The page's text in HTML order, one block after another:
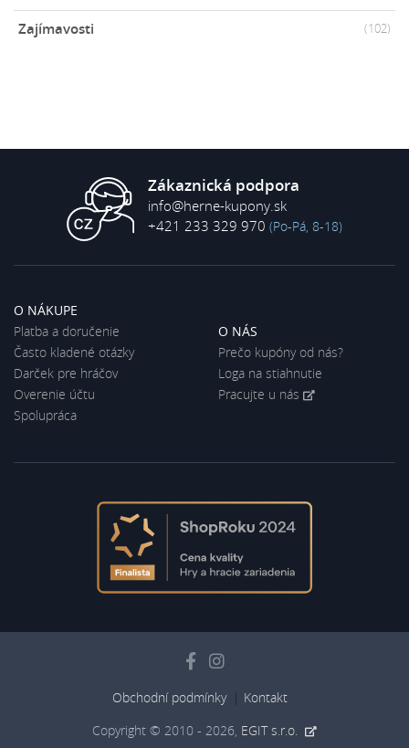
Zajímavosti (102)
Zákaznická podpora
info@herne-kupony.sk
+421 233 329 970 (Po-Pá, 8-18)
O NÁKUPE
Platba a doručenie
Často kladené otázky
Darček pre hráčov
Overenie účtu
Spolupráca
O NÁS
Prečo kupóny od nás?
Loga na stiahnutie
Pracujte u nás
Obchodní podmínky Kontakt
Copyright © 2010 - 2026, EGIT s.r.o.